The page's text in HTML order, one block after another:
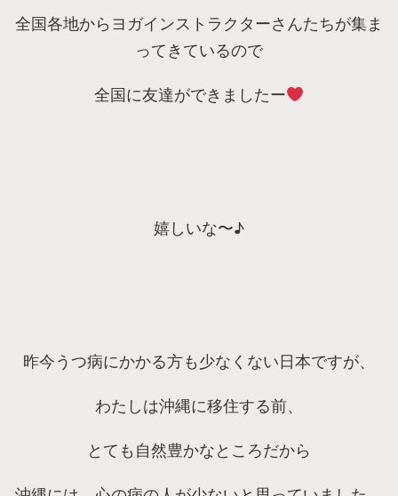
全国各地からヨガインストラクターさんたちが集ま
ってきているので
全国に友達ができましたー
嬉しいな〜♪
昨今うつ病にかかる方も少なくない日本ですが、
わたしは沖縄に移住する前、
とても自然豊かなところだから